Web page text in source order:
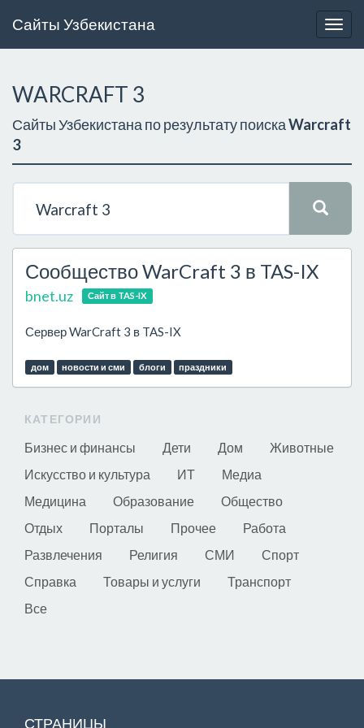
Сайты Узбекистана
WARCRAFT 3
Сайты Узбекистана по результату поискаWarcraft
3
Сообщество WarCraft 3 в TAS-IX
bnet.uz Сайт в TAS-IX
Сервер WarCraft 3 в TAS-IX
дом новости и сми блоги праздники
КАТЕГОРИИ
Бизнес и финансы Дети Дом
Животные
Искусство и культура
ИТ
Медиа
Медицина
Образование
Общество
Отдых
Порталы Прочее
Работа
Развлечения
Религия СМИ
Спорт
Справка
Товары и услуги
Транспорт
Все
СТРАНИЦЫ